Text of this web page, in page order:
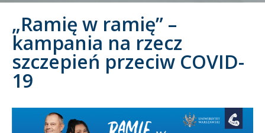
Doktorant
Pracownik
Kandydat
Absolwent
„Ramię w ramię” –
kampania na rzecz
szczepień przeciw COVID-
19